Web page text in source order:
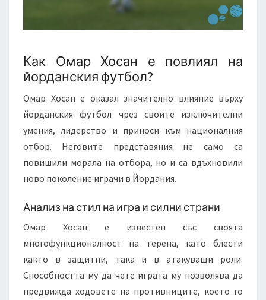
Как Омар Хосан е повлиял на
йорданския футбол?
Омар Хосан е оказал значително влияние върху
йорданския футбол чрез своите изключителни
умения, лидерство и приноси към националния
отбор. Неговите представяния не само са
повишили морала на отбора, но и са вдъхновили
ново поколение играчи в Йордания.
Анализ на стил на игра и силни страни
Омар Хосан е известен със своята
многофункционалност на терена, като блести
както в защитни, така и в атакуващи роли.
Способността му да чете играта му позволява да
предвижда ходовете на противниците, което го